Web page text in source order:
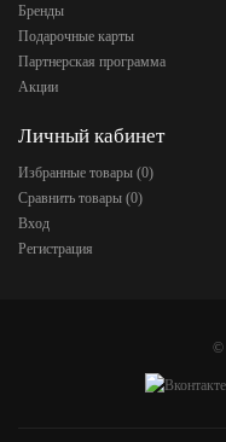
Бренды
Подарочные карты
Партнерская программа
Акции
Личный кабинет
Избранные товары (0)
Сравнить товары (0)
Вход
Регистрация
©